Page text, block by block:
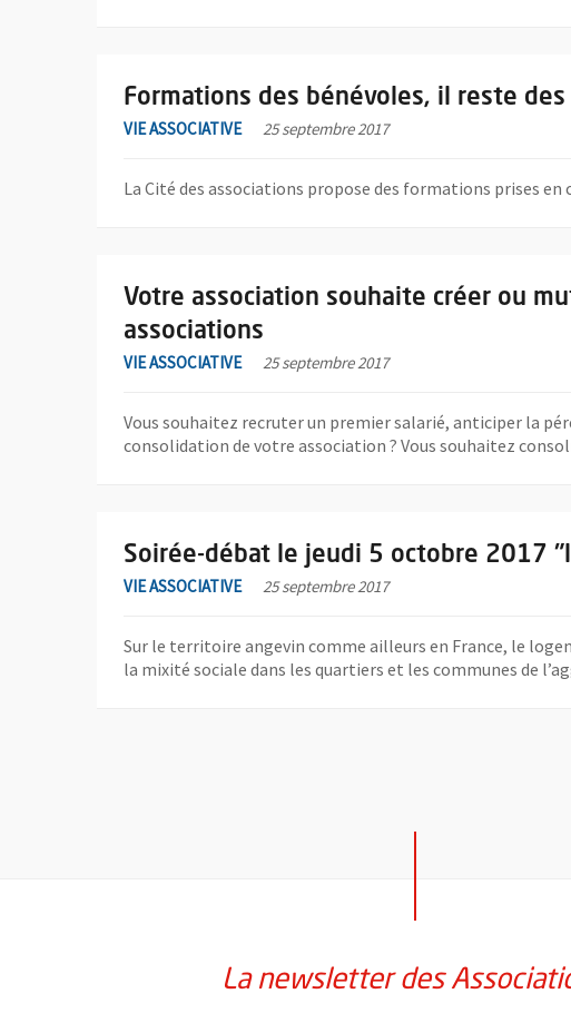
Formations des bénévoles, il reste des
VIE ASSOCIATIVE 25 septembre 2017
La Cité des associations propose des formations prises
Votre association souhaite créer ou
associations
VIE ASSOCIATIVE 25 septembre 2017
Vous souhaitez recruter un premier salarié, anticiper la
consolidation de votre association ? Vous souhaitez
Soirée-débat le jeudi 5 octobre 2017
VIE ASSOCIATIVE 25 septembre 2017
Sur le territoire angevin comme ailleurs en France, le
la mixité sociale dans les quartiers et les communes de
La newsletter des